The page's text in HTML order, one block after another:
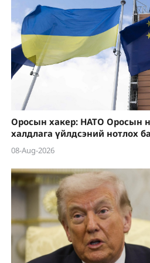
Оросын хакер: НАТО Оросын
халдлага үйлдсэний нотлох
08-Aug-2026